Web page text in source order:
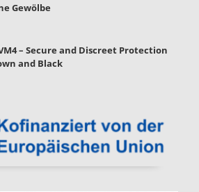
Gewölbe
– Secure and Discreet Protection
and Black